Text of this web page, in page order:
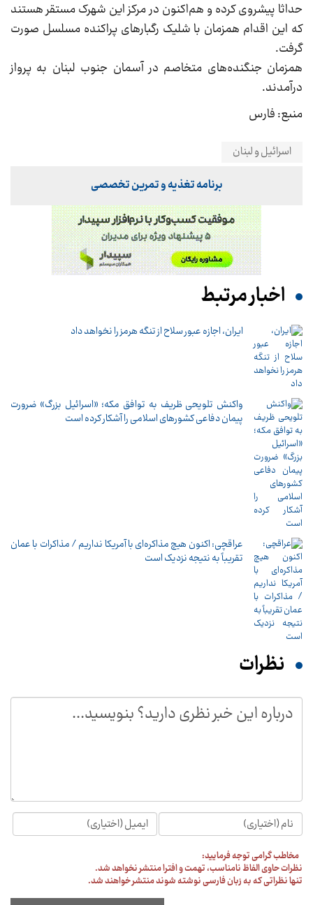
حداثا پیشروی کرده و هم‌اکنون در مرکز این شهرک مستقر هستند
که این اقدام همزمان با شلیک رگبارهای پراکنده مسلسل صورت
گرفت.
همزمان جنگنده‌های متخاصم در آسمان جنوب لبنان به پرواز
درآمدند.
منبع: فارس
اسرائیل و لبنان
برنامه تغذیه و تمرین تخصصی
اخبار مرتبط
ایران، اجازه عبور سلاح از تنگه هرمز را نخواهد داد
واکنش تلویحی ظریف به توافق مکه؛ «اسرائیل بزرگ» ضرورت
پیمان دفاعی کشورهای اسلامی را آشکار کرده است
عراقچی: اکنون هیچ مذاکره‌ای با آمریکا نداریم / مذاکرات با عمان
تقریباً به نتیجه نزدیک است
نظرات
مخاطب گرامی توجه فرمایید:
نظرات حاوی الفاظ نامناسب، تهمت و افترا منتشر نخواهد شد.
تنها نظراتی که به زبان فارسی نوشته شوند منتشر خواهند شد.